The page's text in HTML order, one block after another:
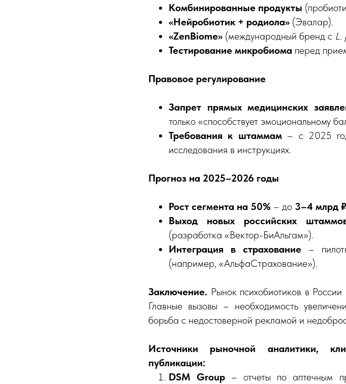
Комбинированные продукты
«Нейробиотик + родиола» (Эвалар).
«ZenBiome» (международный бренд с L.
Тестирование микробиома перед
Правовое регулирование
Запрет прямых медицинских
только «способствует эмоциональному
Требования к штаммам– с 2025
исследования в инструкциях.
Прогноз на 2025–2026 годы
Рост сегмента на 50% – до 3–4 млрд ₽
Выход новых российских
(разработка «Вектор-БиАльгам»).
Интеграция в страхование–
(например, «АльфаСтрахование»).
Заключение. Рынок психобиотиков в
Главные вызовы – необходимость
борьба с недостоверной рекламой и
Источники рыночной аналитики,
публикации:
DSM Group – отчеты по аптечным